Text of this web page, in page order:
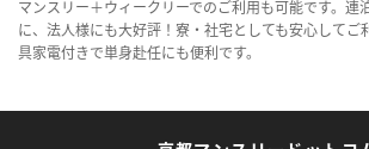
マンスリー＋ウィークリーでのご利用も可能です。連
に、法人様にも大好評！寮・社宅としても安心してご
具家電付きで単身赴任にも便利です。